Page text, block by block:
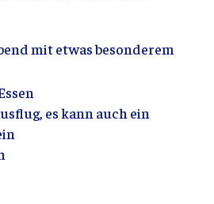
mit etwas besonderem
es kann auch ein